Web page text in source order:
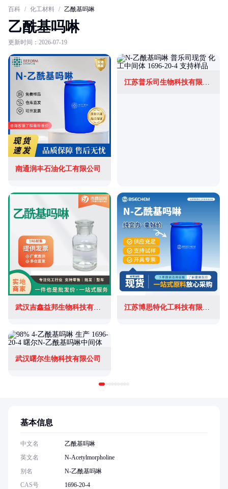
百科 / 化工材料 / 乙酰基吗啉
乙酰基吗啉
更新时间：2026-07-19
南通润丰石油化工有限公司
江苏普乐司生物科技有限公司
武汉曙尔生物科技有限公司
基本信息
中文名
乙酰基吗啉
英文名
N-Acetylmorpholine
别名
N-乙酰基吗啉
CAS号
1696-20-4